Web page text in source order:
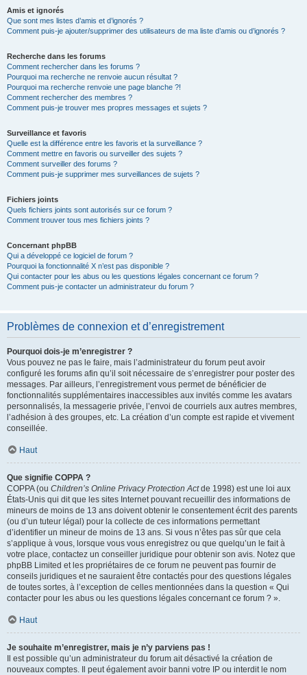
Amis et ignorés
Que sont mes listes d’amis et d’ignorés ?
Comment puis-je ajouter/supprimer des utilisateurs de ma liste d’amis ou d’ignorés ?
Recherche dans les forums
Comment rechercher dans les forums ?
Pourquoi ma recherche ne renvoie aucun résultat ?
Pourquoi ma recherche renvoie une page blanche ?!
Comment rechercher des membres ?
Comment puis-je trouver mes propres messages et sujets ?
Surveillance et favoris
Quelle est la différence entre les favoris et la surveillance ?
Comment mettre en favoris ou surveiller des sujets ?
Comment surveiller des forums ?
Comment puis-je supprimer mes surveillances de sujets ?
Fichiers joints
Quels fichiers joints sont autorisés sur ce forum ?
Comment trouver tous mes fichiers joints ?
Concernant phpBB
Qui a développé ce logiciel de forum ?
Pourquoi la fonctionnalité X n’est pas disponible ?
Qui contacter pour les abus ou les questions légales concernant ce forum ?
Comment puis-je contacter un administrateur du forum ?
Problèmes de connexion et d’enregistrement
Pourquoi dois-je m’enregistrer ?
Vous pouvez ne pas le faire, mais l’administrateur du forum peut avoir
configuré les forums afin qu’il soit nécessaire de s’enregistrer pour poster des
messages. Par ailleurs, l’enregistrement vous permet de bénéficier de
fonctionnalités supplémentaires inaccessibles aux invités comme les avatars
personnalisés, la messagerie privée, l’envoi de courriels aux autres membres,
l’adhésion à des groupes, etc. La création d’un compte est rapide et vivement
conseillée.
Haut
Que signifie COPPA ?
COPPA (ou Children’s Online Privacy Protection Actde 1998) est une loi aux
États-Unis qui dit que les sites Internet pouvant recueillir des informations de
mineurs de moins de 13 ans doivent obtenir le consentement écrit des parents
(ou d’un tuteur légal) pour la collecte de ces informations permettant
d’identifier un mineur de moins de 13 ans. Si vous n’êtes pas sûr que cela
s’applique à vous, lorsque vous vous enregistrez ou que quelqu’un le fait à
votre place, contactez un conseiller juridique pour obtenir son avis. Notez que
phpBB Limited et les propriétaires de ce forum ne peuvent pas fournir de
conseils juridiques et ne sauraient être contactés pour des questions légales
de toutes sortes, à l’exception de celles mentionnées dans la question « Qui
contacter pour les abus ou les questions légales concernant ce forum ? ».
Haut
Je souhaite m’enregistrer, mais je n’y parviens pas !
Il est possible qu’un administrateur du forum ait désactivé la création de
nouveaux comptes. Il peut également avoir banni votre IP ou interdit le nom